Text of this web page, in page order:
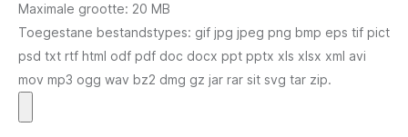
Maximale grootte: 20 MB
Toegestane bestandstypes: gif jpg jpeg png bmp eps tif pict
psd txt rtf html odf pdf doc docx ppt pptx xls xlsx xml avi
mov mp3 ogg wav bz2 dmg gz jar rar sit svg tar zip.